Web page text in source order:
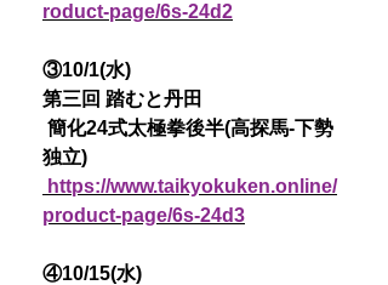
roduct-page/6s-24d2
③10/1(水)
第三回 踏むと丹田
簡化24式太極拳後半(高探馬-下勢
独立)
https://www.taikyokuken.online/
product-page/6s-24d3
④10/15(水)